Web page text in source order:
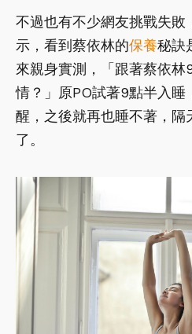
不過也有不少網友挑戰失敗
示，看到蔡依林的保養秘訣
來親身實測，「跟著蔡依
情？」原PO試著9點半入睡
醒，之後就再也睡不著，隔
了。